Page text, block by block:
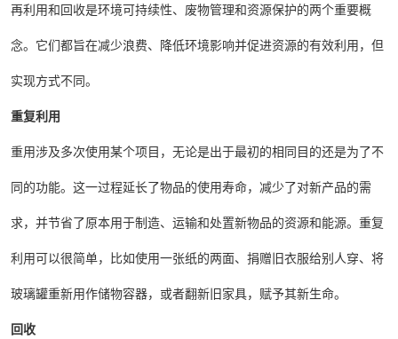
再利用和回收是环境可持续性、废物管理和资源保护的两个重要概
念。它们都旨在减少浪费、降低环境影响并促进资源的有效利用，但
实现方式不同。
重复利用
重用涉及多次使用某个项目，无论是出于最初的相同目的还是为了不
同的功能。这一过程延长了物品的使用寿命，减少了对新产品的需
求，并节省了原本用于制造、运输和处置新物品的资源和能源。重复
利用可以很简单，比如使用一张纸的两面、捐赠旧衣服给别人穿、将
玻璃罐重新用作储物容器，或者翻新旧家具，赋予其新生命。
回收